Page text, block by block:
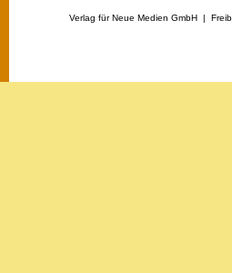
Verlag für Neue Medien GmbH |